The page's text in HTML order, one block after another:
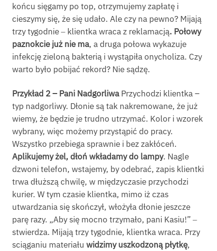
końcu sięgamy po top, otrzymujemy zapłatę i
cieszymy się, że się udało. Ale czy na pewno? Mijają
trzy tygodnie ‒ klientka wraca z reklamacją. Połowy
paznokcie już nie ma, a druga połowa wykazuje
infekcję zieloną bakterią i wystąpiła onycholiza. Czy
warto było pobijać rekord? Nie sądzę.
Przykład 2 – Pani NadgorliwaPrzychodzi klientka –
typ nadgorliwy. Dłonie są tak nakremowane, że już
wiemy, że będzie je trudno utrzymać. Kolor i wzorek
wybrany, więc możemy przystąpić do pracy.
Wszystko przebiega sprawnie i bez zakłóceń.
Aplikujemy żel, dłoń wkładamy do lampy. Nagle
dzwoni telefon, wstajemy, by odebrać, zapis klientki
trwa dłuższą chwilę, w międzyczasie przychodzi
kurier. W tym czasie klientka, mimo iż czas
utwardzania się skończył, włożyła dłonie jeszcze
parę razy. „Aby się mocno trzymało, pani Kasiu!” ‒
stwierdza. Mijają trzy tygodnie, klientka wraca. Przy
sciąganiu materiału widzimy uszkodzoną płytkę,